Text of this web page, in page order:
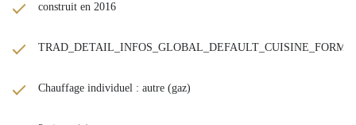
construit en 2016
Chauffage individuel : autre (gaz)